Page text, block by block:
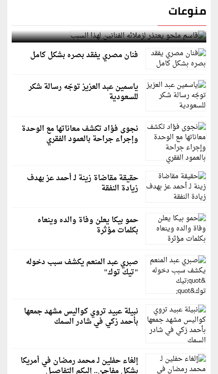
منوعات
قاسم ملحو يعتذر لزملائه الفنانين لهذا السبب
فنان مصري يفقد بصره بشكل كامل
ياسمين عبد العزيز توجّه رسالة شكر
للسعودية
نجوى فؤاد تكشف معاناتها مع الوحدة
وإجراء جراحة بالعمود الفقري
حقيقة مقاضاة زينة لـ أحمد عز بهدف
زيادة النفقة
حمو بيكا يعلن وفاة والده وينعاه
بكلمات مؤثرة
صبري عبد المنعم يكشف سبب دخوله
"تيك توك"
نبيلة عبيد تروي كواليس مشهد جمعها
بأحمد زكي في شادر السمك
إلغاء حفلين لـ محمد رمضان في أمريكا
بشكلٍ مفاجئ.. إليكم التفاصيل